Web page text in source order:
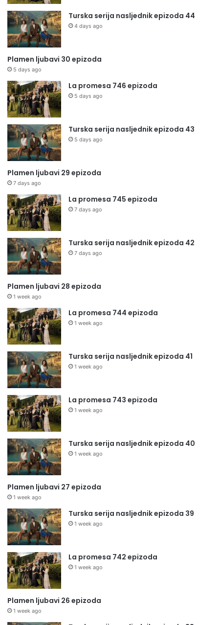
Turska serija nasljednik epizoda 44
4 days ago
Plamen ljubavi 30 epizoda
5 days ago
La promesa 746 epizoda
5 days ago
Turska serija nasljednik epizoda 43
5 days ago
Plamen ljubavi 29 epizoda
7 days ago
La promesa 745 epizoda
7 days ago
Turska serija nasljednik epizoda 42
7 days ago
Plamen ljubavi 28 epizoda
1 week ago
La promesa 744 epizoda
1 week ago
Turska serija nasljednik epizoda 41
1 week ago
La promesa 743 epizoda
1 week ago
Turska serija nasljednik epizoda 40
1 week ago
Plamen ljubavi 27 epizoda
1 week ago
Turska serija nasljednik epizoda 39
1 week ago
La promesa 742 epizoda
1 week ago
Plamen ljubavi 26 epizoda
1 week ago